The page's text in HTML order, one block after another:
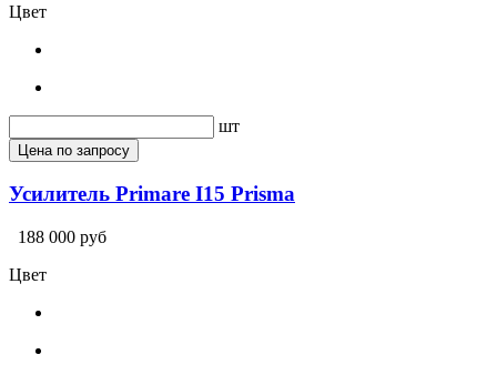
Цвет
шт
Цена по запросу
Усилитель Primare I15 Prisma
188 000 руб
Цвет